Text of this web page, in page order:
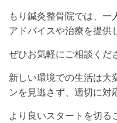
もり鍼灸整骨院では、
アドバイスや治療を提供
ぜひお気軽にご相談くだ
新しい環境での生活は大
ンを見逃さず、適切に対
より良いスタートを切る